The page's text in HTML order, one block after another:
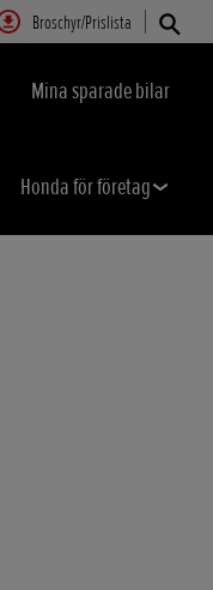
Broschyr/Prislista
Mina sparade bilar
Honda för företag